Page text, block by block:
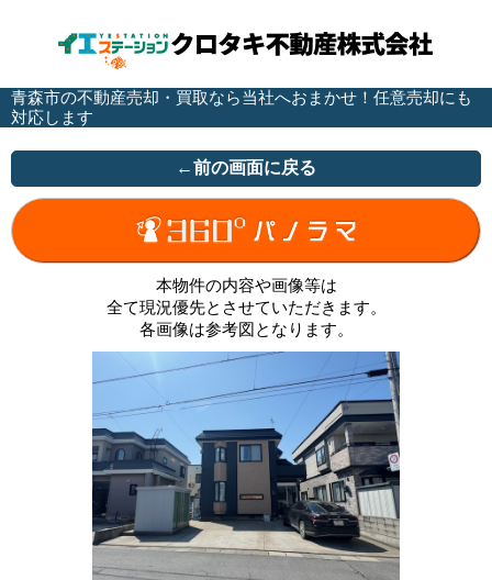
青森市の不動産売却・買取なら当社へおまかせ！任意売却にも
対応します
←前の画面に戻る
本物件の内容や画像等は
全て現況優先とさせていただきます。
各画像は参考図となります。